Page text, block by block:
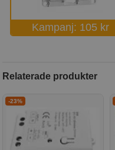
Kampanj: 105 kr
Relaterade produkter
-23%